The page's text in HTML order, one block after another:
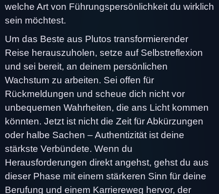
welche Art von Führungspersönlichkeit du wirklich
sein möchtest.
Um das Beste aus Plutos transformierender
Reise herauszuholen, setze auf Selbstreflexion
und sei bereit, an deinem persönlichen
Wachstum zu arbeiten. Sei offen für
Rückmeldungen und scheue dich nicht vor
unbequemen Wahrheiten, die ans Licht kommen
könnten. Jetzt ist nicht die Zeit für Abkürzungen
oder halbe Sachen – Authentizität ist deine
stärkste Verbündete. Wenn du
Herausforderungen direkt angehst, gehst du aus
dieser Phase mit einem stärkeren Sinn für deine
Berufung und einem Karriereweg hervor, der